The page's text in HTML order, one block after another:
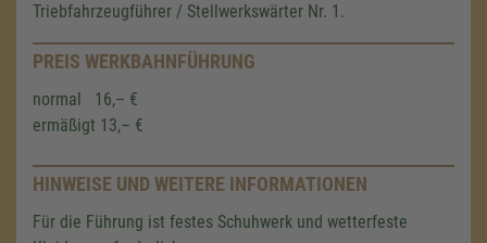
Triebfahrzeugführer / Stellwerkswärter Nr. 1.
PREIS WERKBAHNFÜHRUNG
normal 16,– €
ermäßigt 13,– €
HINWEISE UND WEITERE INFORMATIONEN
Für die Führung ist festes Schuhwerk und wetterfeste